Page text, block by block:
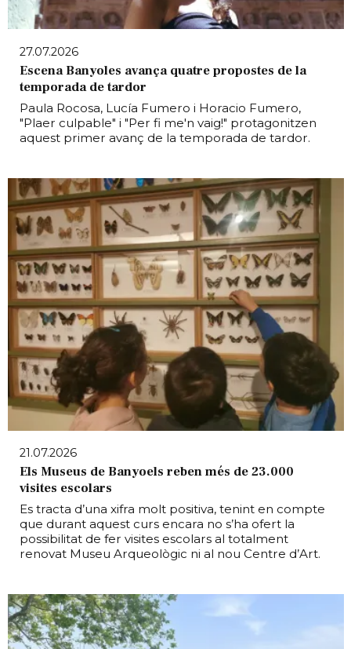
27.07.2026
Escena Banyoles avança quatre propostes de la
temporada de tardor
Paula Rocosa, Lucía Fumero i Horacio Fumero,
"Plaer culpable" i "Per fi me'n vaig!" protagonitzen
aquest primer avanç de la temporada de tardor.
21.07.2026
Els Museus de Banyoels reben més de 23.000
visites escolars
Es tracta d’una xifra molt positiva, tenint en compte
que durant aquest curs encara no s’ha ofert la
possibilitat de fer visites escolars al totalment
renovat Museu Arqueològic ni al nou Centre d’Art.